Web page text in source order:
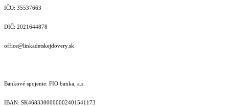
IČO: 35537663
DIČ: 2021644878
office@linkadetskejdovery.sk
Bankové spojenie: FIO banka, a.s.
IBAN: SK46833000000­02401541173